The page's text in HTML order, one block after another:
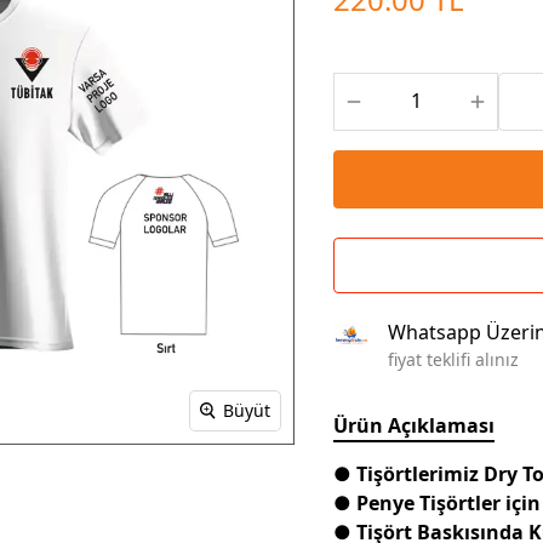
Çoklu Şarj Kabloları
Kablosuz Şarj
Powerbank Defter
Wireless Masa Lambası
Sunum Panosu
Branda | Afiş | Poster
Baskılı Masa Örtüsü
Büyüt
Whatsapp
fiyat teklifi alınız
Ürün Açıklaması
● Tişörtlerimiz Dry
● Penye Tişörtler
● Tişört Baskısında